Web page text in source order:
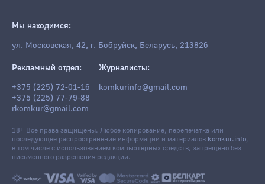
Мы находимся:
ул. Московская, 42, г. Бобруйск, Беларусь, 213826
Рекламный отдел:
+375 (225) 72-01-16
+375 (225) 77-79-88
rkomkur@gmail.com
Журналисты:
komkurinfo@gmail.com
18+ Все права защищены. Любое копирование, перепечатка или
последующее распространение информации и материалов komkur.info,
в том числе с использованием компьютерных средств, запрещено без
письменного разрешения редакции.